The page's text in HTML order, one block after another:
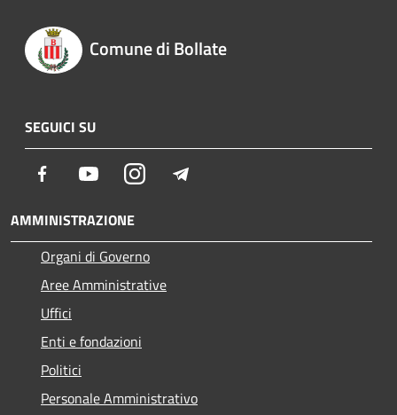
Comune di Bollate
SEGUICI SU
Facebook YoutubeInstagram
AMMINISTRAZIONE
Organi di Governo
Aree Amministrative
Uffici
Enti e fondazioni
Politici
Personale Amministrativo